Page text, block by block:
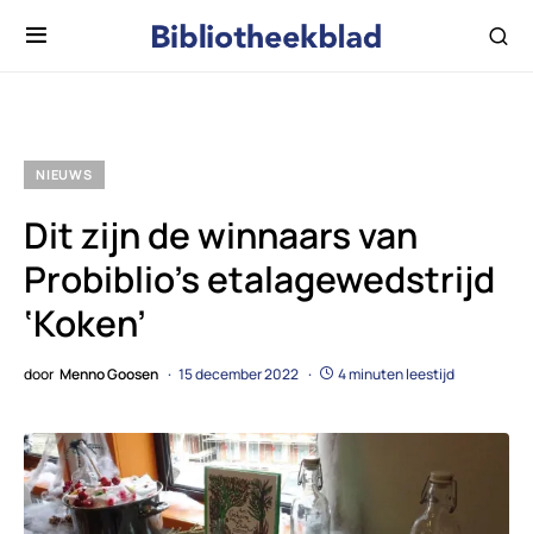
NIEUWS
Dit zijn de winnaars van
Probiblio’s etalagewedstrijd
‘Koken’
door Menno Goosen 15 december 2022 4 minuten leestijd